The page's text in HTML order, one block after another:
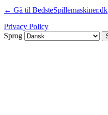
← Gå til BedsteSpillemaskiner.dk
Privacy Policy
Sprog